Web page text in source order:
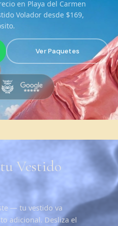
en Playa del Carmen
Volador desde $169,
Ver Paquetes
Vestido
— tu vestido va
adicional. Desliza el